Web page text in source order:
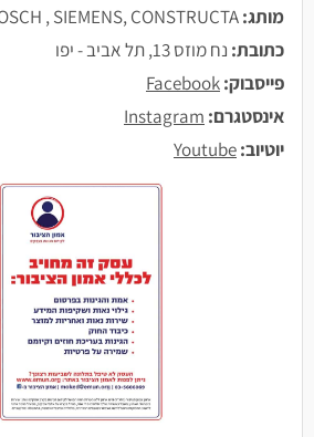
מותג:
כתובת: נח מוזס 13, תל אביב - יפו
פייסבוק:Facebook
אינסטגרם: Instagram
יוטיוב:Youtube